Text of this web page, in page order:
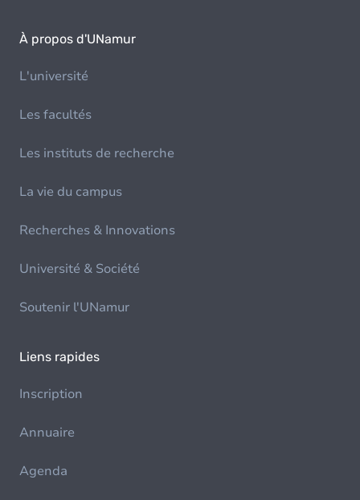
À propos d'UNamur
L'université
Les facultés
Les instituts de recherche
La vie du campus
Recherches & Innovations
Université & Société
Soutenir l'UNamur
Liens rapides
Inscription
Annuaire
Agenda